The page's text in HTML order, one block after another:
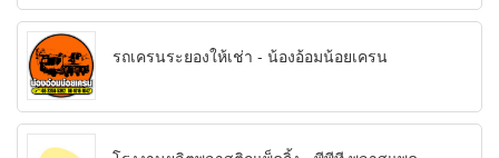
รถเครนระยองให้เช่า - น้องอ้อมน้อยเครน